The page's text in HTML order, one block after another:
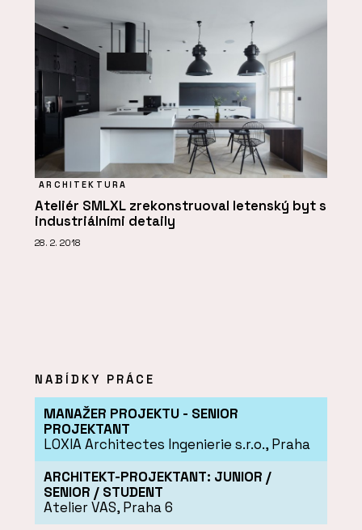
ARCHITEKTURA
Ateliér SMLXL zrekonstruoval letenský byt s
industriálními detaily
28. 2. 2018
NABÍDKY PRÁCE
MANAŽER PROJEKTU - SENIOR
PROJEKTANT
LOXIA Architectes Ingenierie s.r.o., Praha
ARCHITEKT-PROJEKTANT: JUNIOR /
SENIOR / STUDENT
Atelier VAS, Praha 6